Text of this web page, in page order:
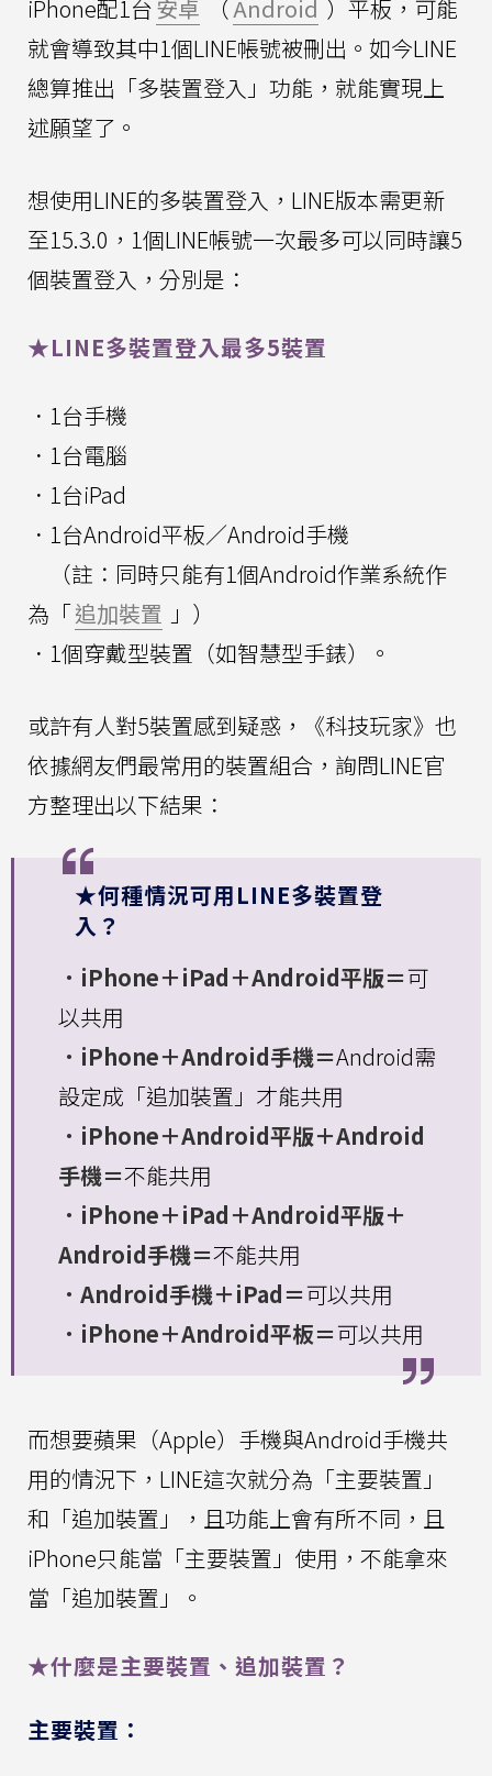
iPhone配1台安卓 （Android ）平板，可能
就會導致其中1個LINE帳號被刪出。如今LINE
總算推出「多裝置登入」功能，就能實現上
述願望了。
想使用LINE的多裝置登入，LINE版本需更新
至15.3.0，1個LINE帳號一次最多可以同時讓5
個裝置登入，分別是：
★LINE多裝置登入最多5裝置
．1台手機
．1台電腦
．1台iPad
．1台Android平板／Android手機
（註：同時只能有1個Android作業系統作
為「追加裝置 」）
．1個穿戴型裝置（如智慧型手錶）。
或許有人對5裝置感到疑惑，《科技玩家》也
依據網友們最常用的裝置組合，詢問LINE官
方整理出以下結果：
★何種情況可用LINE多裝置登
入？
．iPhone＋iPad＋Android平版＝可
以共用
．iPhone＋Android手機＝Android需
設定成「追加裝置」才能共用
．iPhone＋Android平版＋Android
手機＝不能共用
．iPhone＋iPad＋Android平版＋
Android手機＝不能共用
．Android手機＋iPad＝可以共用
．iPhone＋Android平板＝可以共用
而想要蘋果（Apple）手機與Android手機共
用的情況下，LINE這次就分為「主要裝置」
和「追加裝置」，且功能上會有所不同，且
iPhone只能當「主要裝置」使用，不能拿來
當「追加裝置」。
★什麼是主要裝置、追加裝置？
主要裝置：